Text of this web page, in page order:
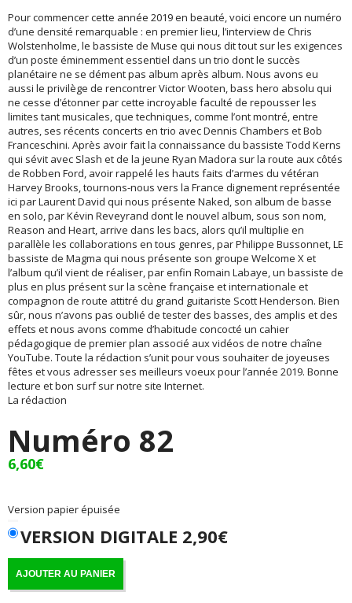
Pour commencer cette année 2019 en beauté, voici encore un numéro
d’une densité remarquable : en premier lieu, l’interview de Chris
Wolstenholme, le bassiste de Muse qui nous dit tout sur les exigences
d’un poste éminemment essentiel dans un trio dont le succès
planétaire ne se dément pas album après album. Nous avons eu
aussi le privilège de rencontrer Victor Wooten, bass hero absolu qui
ne cesse d’étonner par cette incroyable faculté de repousser les
limites tant musicales, que techniques, comme l’ont montré, entre
autres, ses récents concerts en trio avec Dennis Chambers et Bob
Franceschini. Après avoir fait la connaissance du bassiste Todd Kerns
qui sévit avec Slash et de la jeune Ryan Madora sur la route aux côtés
de Robben Ford, avoir rappelé les hauts faits d’armes du vétéran
Harvey Brooks, tournons-nous vers la France dignement représentée
ici par Laurent David qui nous présente Naked, son album de basse
en solo, par Kévin Reveyrand dont le nouvel album, sous son nom,
Reason and Heart, arrive dans les bacs, alors qu’il multiplie en
parallèle les collaborations en tous genres, par Philippe Bussonnet, LE
bassiste de Magma qui nous présente son groupe Welcome X et
l’album qu’il vient de réaliser, par enfin Romain Labaye, un bassiste de
plus en plus présent sur la scène française et internationale et
compagnon de route attitré du grand guitariste Scott Henderson. Bien
sûr, nous n’avons pas oublié de tester des basses, des amplis et des
effets et nous avons comme d’habitude concocté un cahier
pédagogique de premier plan associé aux vidéos de notre chaîne
YouTube. Toute la rédaction s’unit pour vous souhaiter de joyeuses
fêtes et vous adresser ses meilleurs voeux pour l’année 2019. Bonne
lecture et bon surf sur notre site Internet.
La rédaction
Numéro 82
6,60€
Version papier épuisée
VERSION DIGITALE 2,90€
AJOUTER AU PANIER